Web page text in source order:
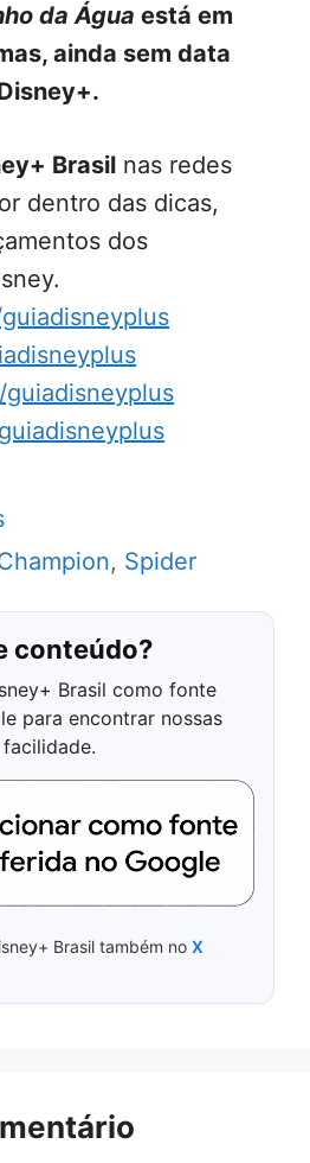
da Água está em
ainda sem data
Brasil nas redes
dentro das dicas,
dos
, Spider
conteúdo?
Brasil como fonte
para encontrar nossas
Brasil também no X